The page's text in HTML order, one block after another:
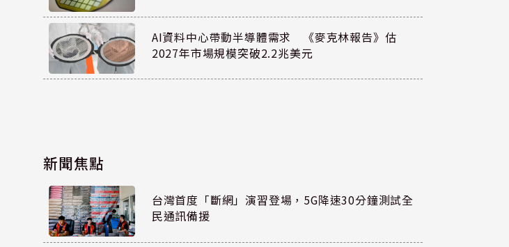
AI資料中心帶動半導體需求 《麥克林報告》估
2027年市場規模突破2.2兆美元
新聞焦點
台灣首度「斷網」演習登場，5G降速30分鐘測試全
民通訊備援